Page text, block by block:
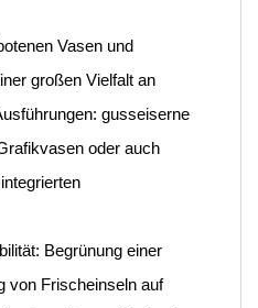
Vasen und
großen Vielfalt an
gusseiserne
oder auch
Begrünung einer
von Frischeinseln auf